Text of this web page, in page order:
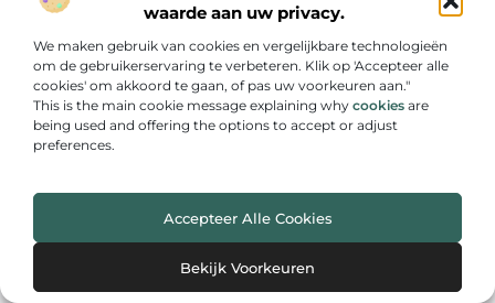
waarde aan uw privacy.
We maken gebruik van cookies en vergelijkbare technologieën
om de gebruikerservaring te verbeteren. Klik op 'Accepteer alle
cookies' om akkoord te gaan, of pas uw voorkeuren aan."
This is the main cookie message explaining why cookies are
being used and offering the options to accept or adjust
preferences.
Accepteer Alle Cookies
Bekijk Voorkeuren
warme, gezellige plek waar iedereen graag
...
AANBIEDINGEN